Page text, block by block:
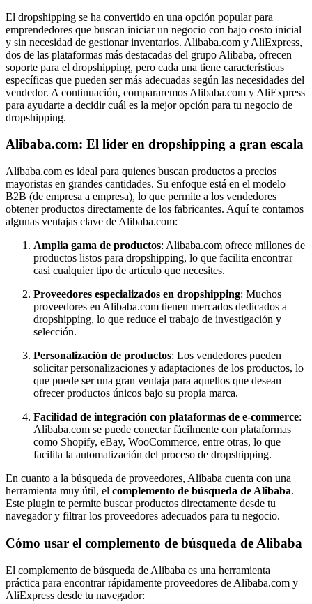
El dropshipping se ha convertido en una opción popular para
emprendedores que buscan iniciar un negocio con bajo costo inicial
y sin necesidad de gestionar inventarios. Alibaba.com y AliExpress,
dos de las plataformas más destacadas del grupo Alibaba, ofrecen
soporte para el dropshipping, pero cada una tiene características
específicas que pueden ser más adecuadas según las necesidades del
vendedor. A continuación, compararemos Alibaba.com y AliExpress
para ayudarte a decidir cuál es la mejor opción para tu negocio de
dropshipping.
Alibaba.com: El líder en dropshipping a gran escala
Alibaba.com es ideal para quienes buscan productos a precios
mayoristas en grandes cantidades. Su enfoque está en el modelo
B2B (de empresa a empresa), lo que permite a los vendedores
obtener productos directamente de los fabricantes. Aquí te contamos
algunas ventajas clave de Alibaba.com:
Amplia gama de productos: Alibaba.com ofrece millones de
productos listos para dropshipping, lo que facilita encontrar
casi cualquier tipo de artículo que necesites.
Proveedores especializados en dropshipping: Muchos
proveedores en Alibaba.com tienen mercados dedicados a
dropshipping, lo que reduce el trabajo de investigación y
selección.
Personalización de productos: Los vendedores pueden
solicitar personalizaciones y adaptaciones de los productos, lo
que puede ser una gran ventaja para aquellos que desean
ofrecer productos únicos bajo su propia marca.
Facilidad de integración con plataformas de e-commerce:
Alibaba.com se puede conectar fácilmente con plataformas
como Shopify, eBay, WooCommerce, entre otras, lo que
facilita la automatización del proceso de dropshipping.
En cuanto a la búsqueda de proveedores, Alibaba cuenta con una
herramienta muy útil, el complemento de búsqueda de Alibaba.
Este plugin te permite buscar productos directamente desde tu
navegador y filtrar los proveedores adecuados para tu negocio.
Cómo usar el complemento de búsqueda de Alibaba
El complemento de búsqueda de Alibaba es una herramienta
práctica para encontrar rápidamente proveedores de Alibaba.com y
AliExpress desde tu navegador: